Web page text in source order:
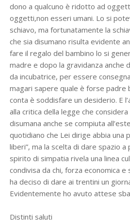
dono a qualcuno è ridotto ad
oggetti,non esseri umani. Lo si
schiavo, ma fortunatamente la
che sia disumano risulta evidente
fare il regalo del bambino lo si
madre e dopo la gravidanza anche
da incubatrice, per essere
magari sapere quale è forse padre
conta è soddisfare un desiderio. E
alla critica della legge che
disumana anche se compiuta
quotidiano che Lei dirige abbia una
liberi”, ma la scelta di dare spazio a
spirito di simpatia rivela una linea
condivisa da chi, forza economica
ha deciso di dare ai trentini un
Evidentemente ho avuto attese
Distinti saluti